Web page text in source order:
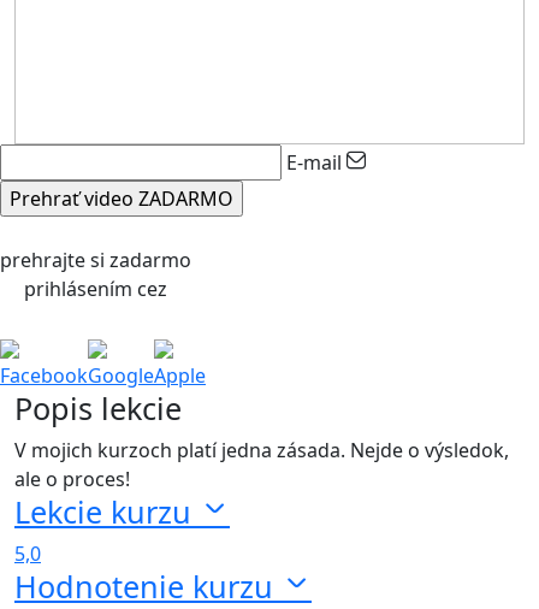
E-mail
prehrajte si zadarmo
prihlásením cez
FacebookGoogleApple
Popis lekcie
V mojich kurzoch platí jedna zásada. Nejde o výsledok,
ale o proces!
Lekcie kurzu
5,0
Hodnotenie kurzu